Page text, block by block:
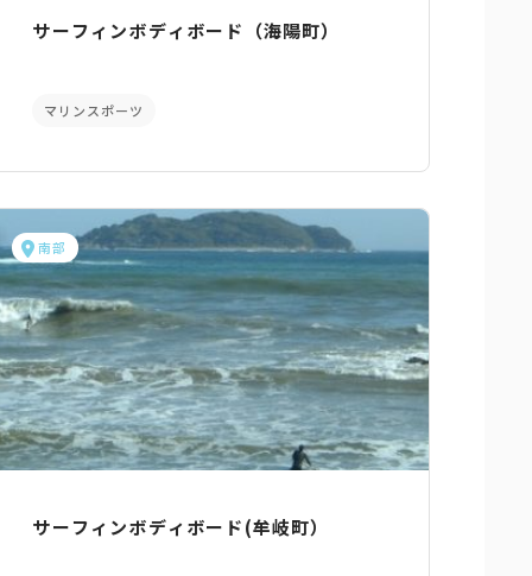
サーフィンボディボード（海陽町）
マリンスポーツ
南部
サーフィンボディボード(牟岐町）